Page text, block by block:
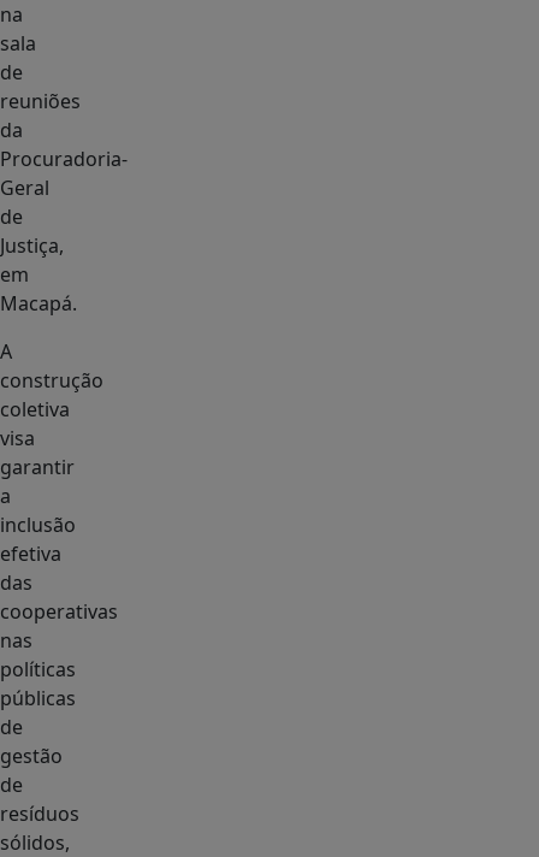
na
sala
de
reuniões
da
Procuradoria-
Geral
de
Justiça,
em
Macapá.
A
construção
coletiva
visa
garantir
a
inclusão
efetiva
das
cooperativas
nas
políticas
públicas
de
gestão
de
resíduos
sólidos,